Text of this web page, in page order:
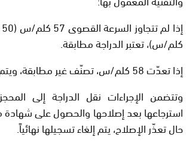
كلم/س)، تعتبر الدراجة مطابقة.
إذا تعدّت 58 كلم/س، تصنّف غير مطابقة، ويتم حجزها على الفور.
وتتضمن الإجراءات نقل الدراجة إلى
استرجاعها بعد إصلاحها والحصول على
حال تعذّر الإصلاح، يتم إلغاء تسجيلها نهائياً.